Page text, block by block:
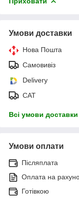
Умови доставки
Нова Пошта
Самовивіз
Delivery
САТ
Всі умови доставки
Умови оплати
Післяплата
Оплата на
Готівкою